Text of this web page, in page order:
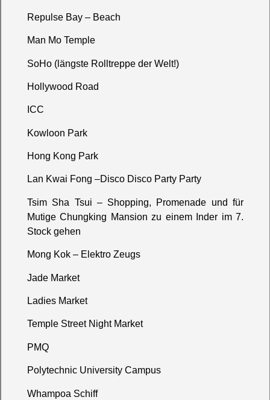
Repulse Bay – Beach
Man Mo Temple
SoHo (längste Rolltreppe der Welt!)
Hollywood Road
ICC
Kowloon Park
Hong Kong Park
Lan Kwai Fong –Disco Disco Party Party
Tsim Sha Tsui – Shopping, Promenade und für
Mutige Chungking Mansion zu einem Inder im 7.
Stock gehen
Mong Kok – Elektro Zeugs
Jade Market
Ladies Market
Temple Street Night Market
PMQ
Polytechnic University Campus
Whampoa Schiff